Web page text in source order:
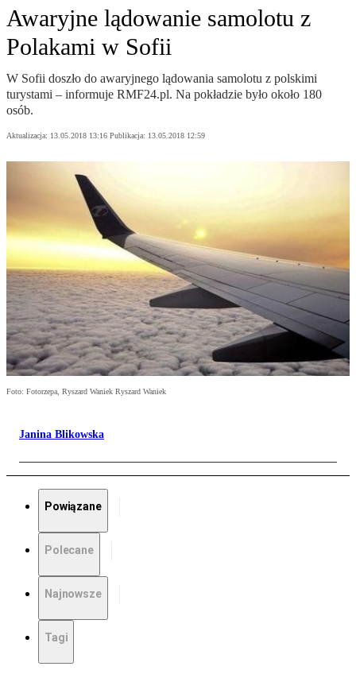
Awaryjne lądowanie samolotu z
Polakami w Sofii
W Sofii doszło do awaryjnego lądowania samolotu z polskimi
turystami – informuje RMF24.pl. Na pokładzie było około 180
osób.
Aktualizacja: 13.05.2018 13:16 Publikacja: 13.05.2018 12:59
Foto: Fotorzepa, Ryszard Waniek Ryszard Waniek
Janina Blikowska
Powiązane
Polecane
Najnowsze
Tagi